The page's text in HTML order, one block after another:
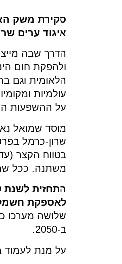
סקירת משק
איגוד ערים
הדרך שבה
ולהפקת חום
הלאומית וגם
עולמיות
על ההשפעות
מוסד שמואל
שרון-כרמל
משתנה. ככל
התחזית לשנת
לאספקת
ב-2050.
על מנת לעמוד